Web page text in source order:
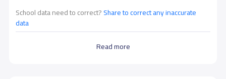
Read more
School data need to correct?Share to correct any inaccurate
data